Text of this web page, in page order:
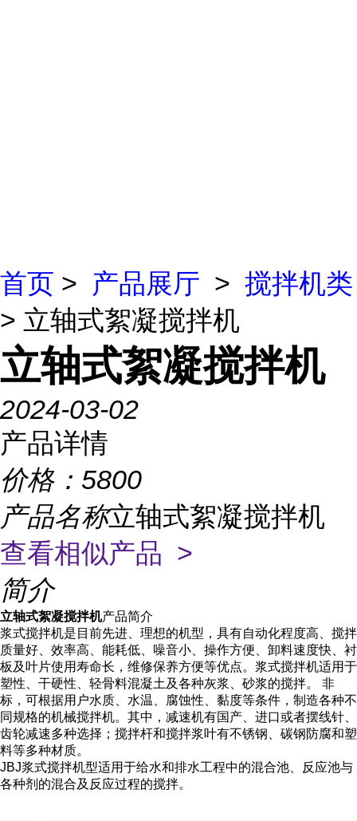
首页 > 产品展厅 > 搅拌机类
> 立轴式絮凝搅拌机
立轴式絮凝搅拌机
2024-03-02
产品详情
价格： 5800
产品名称立轴式絮凝搅拌机
查看相似产品 >
简介
立轴式絮凝搅拌机产品简介
浆式搅拌机是目前先进、理想的机型，具有自动化程度高、搅拌
质量好、效率高、能耗低、噪音小、操作方便、卸料速度快、衬
板及叶片使用寿命长，维修保养方便等优点。浆式搅拌机适用于
塑性、干硬性、轻骨料混凝土及各种灰浆、砂浆的搅拌。 非
标，可根据用户水质、水温、腐蚀性、黏度等条件，制造各种不
同规格的机械搅拌机。其中，减速机有国产、进口或者摆线针、
齿轮减速多种选择；搅拌杆和搅拌浆叶有不锈钢、碳钢防腐和塑
料等多种材质。
JBJ浆式搅拌机型适用于给水和排水工程中的混合池、反应池与
各种剂的混合及反应过程的搅拌。